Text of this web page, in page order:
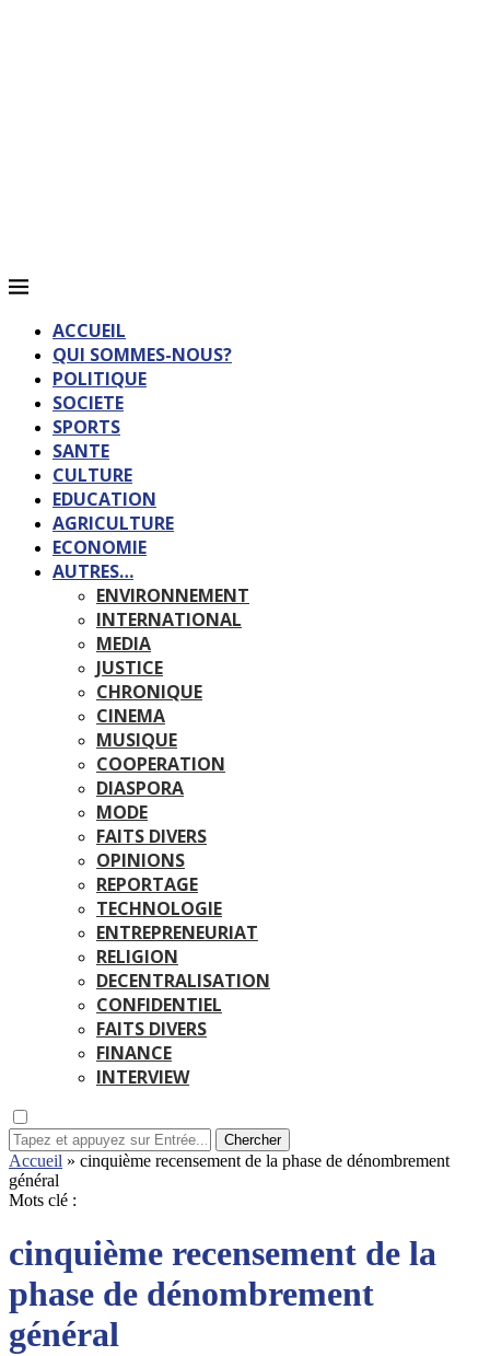
ACCUEIL
QUI SOMMES-NOUS?
POLITIQUE
SOCIETE
SPORTS
SANTE
CULTURE
EDUCATION
AGRICULTURE
ECONOMIE
AUTRES…
ENVIRONNEMENT
INTERNATIONAL
MEDIA
JUSTICE
CHRONIQUE
CINEMA
MUSIQUE
COOPERATION
DIASPORA
MODE
FAITS DIVERS
OPINIONS
REPORTAGE
TECHNOLOGIE
ENTREPRENEURIAT
RELIGION
DECENTRALISATION
CONFIDENTIEL
FAITS DIVERS
FINANCE
INTERVIEW
Chercher
Accueil » cinquième recensement de la phase de dénombrement
général
Mots clé :
cinquième recensement de la
phase de dénombrement
général